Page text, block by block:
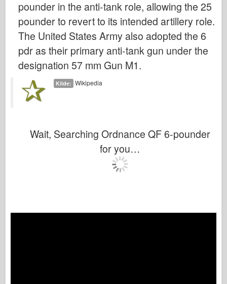
HobbyBoss
Italeri
Legende
Meng Model
Trompetist
pounder in the anti-tank role, allowing the 25
pounder to revert to its intended artillery role.
The United States Army also adopted the 6
pdr as their primary anti-tank gun under the
designation 57 mm Gun M1.
Kilde: Wikipedia
Wait, Searching Ordnance QF 6-pounder
for you…